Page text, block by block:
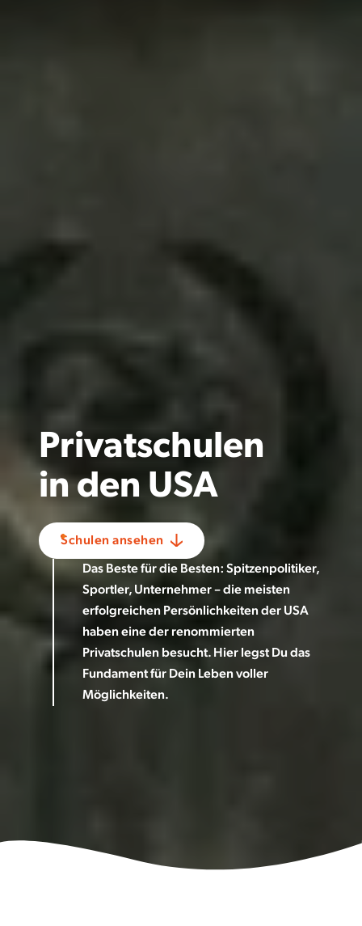
Privatschulen
inden USA
Schulen ansehen
Das Beste für die Besten: Spitzenpolitiker,
Sportler, Unternehmer – die meisten
erfolgreichen Persönlichkeiten der USA
haben eine der renommierten
Privatschulen besucht. Hier legst Du das
Fundament für Dein Leben voller
Möglichkeiten.